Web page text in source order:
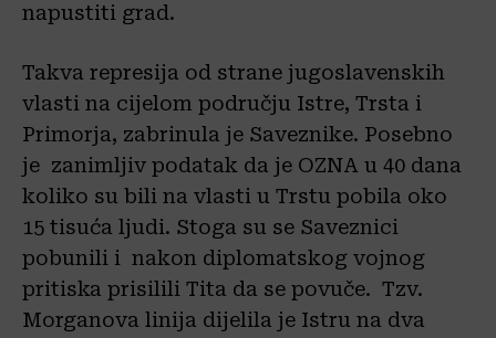
napustiti grad.
Takva represija od strane jugoslavenskih
vlasti na cijelom području Istre, Trsta i
Primorja, zabrinula je Saveznike. Posebno
je zanimljiv podatak da je OZNA u 40 dana
koliko su bili na vlasti u Trstu pobila oko
15 tisuća ljudi. Stoga su se Saveznici
pobunili i nakon diplomatskog vojnog
pritiska prisilili Tita da se povuče. Tzv.
Morganova linija dijelila je Istru na dva